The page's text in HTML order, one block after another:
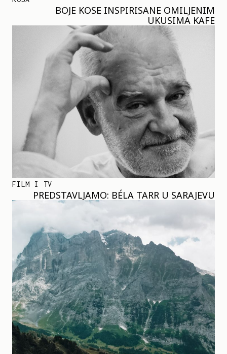
BOJE KOSE INSPIRISANE OMILJENIM
UKUSIMA KAFE
FILM I TV
PREDSTAVLJAMO: BÉLA TARR U SARAJEVU